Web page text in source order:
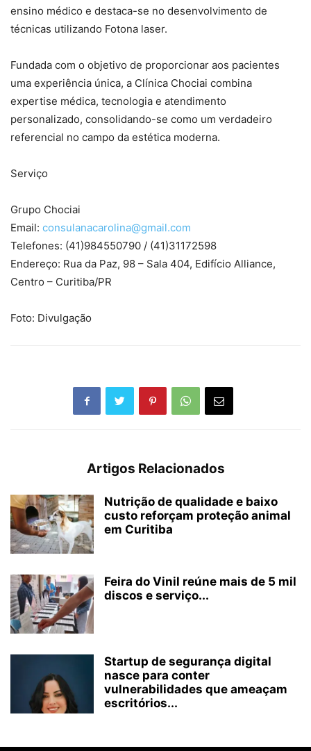
ensino médico e destaca-se no desenvolvimento de
técnicas utilizando Fotona laser.
Fundada com o objetivo de proporcionar aos pacientes
uma experiência única, a Clínica Chociai combina
expertise médica, tecnologia e atendimento
personalizado, consolidando-se como um verdadeiro
referencial no campo da estética moderna.
Serviço
Grupo Chociai
Email: consulanacarolina@gmail.com
Telefones: (41)984550790 / (41)31172598
Endereço: Rua da Paz, 98 – Sala 404, Edifício Alliance,
Centro – Curitiba/PR
Foto: Divulgação
Artigos Relacionados
Nutrição de qualidade e baixo
custo reforçam proteção animal
em Curitiba
Feira do Vinil reúne mais de 5 mil
discos e serviço...
Startup de segurança digital
nasce para conter
vulnerabilidades que ameaçam
escritórios...